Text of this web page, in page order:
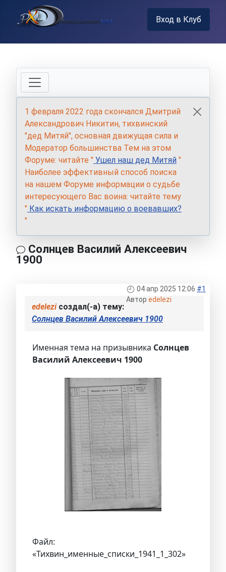
Вход в Клуб
1 февраля 2022 года скончался Дмитрий
Александрович Никитин, тихвинский
"дед Митяй", основная движущая сила и
Модератор большинства Тем на этом
Форуме: читайте " Ушел наш дед Митяй "
Наиболее эффективный способ поиска
на нашем Форуме информации о судьбе
интересующего Вас воина: читайте тему
" Как искать информацию о воевавших?
"
Солнцев Василий Алексеевич
1900
04 апр 2025 12:06 #1
Автор edelezi
edeleziсоздал(-а) тему:
Солнцев Василий Алексеевич 1900
Именная тема на призывника Солнцев
Василий Алексеевич 1900
Файл:
«Тихвин_именные_списки_1941_1_302»